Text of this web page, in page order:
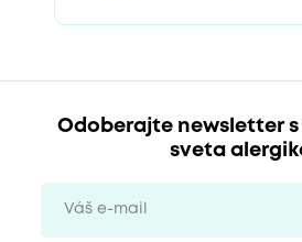
Odoberajte newsletter
sveta